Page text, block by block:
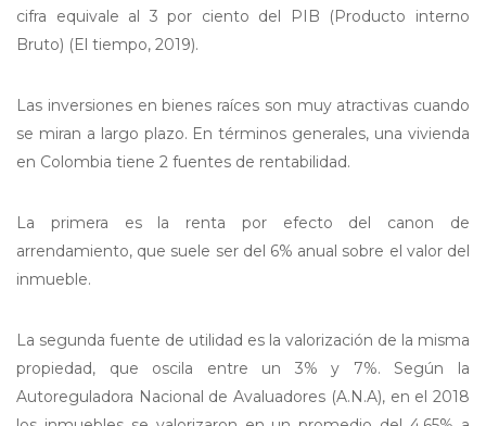
cifra equivale al 3 por ciento del PIB (Producto interno
Bruto) (El tiempo, 2019).
Las inversiones en bienes raíces son muy atractivas cuando
se miran a largo plazo. En términos generales, una vivienda
en Colombia tiene 2 fuentes de rentabilidad.
La primera es la renta por efecto del canon de
arrendamiento, que suele ser del 6% anual sobre el valor del
inmueble.
La segunda fuente de utilidad es la valorización de la misma
propiedad, que oscila entre un 3% y 7%. Según la
Autoreguladora Nacional de Avaluadores (A.N.A), en el 2018